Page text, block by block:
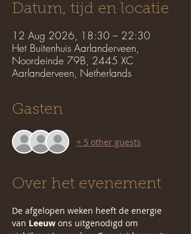
Datum, tijd en locatie
12 Aug 2026, 18:30 – 22:30
Het Buitenhuis Aarlanderveen,
Noordeinde 79B, 2445 XC
Aarlanderveen, Netherlands
Gasten
+ 5 other guests
Over het evenement
De afgelopen weken heeft de energie
van Leeuw ons uitgenodigd om